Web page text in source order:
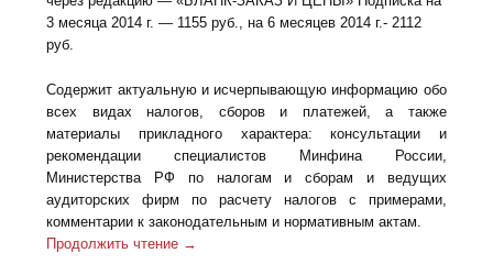
3 месяца 2014 г. — 1155 руб., на 6 месяцев 2014 г.- 2112
руб.
Содержит актуальную и исчерпывающую информацию обо
всех видах налогов, сборов и платежей, а также
материалы прикладного характера: консультации и
рекомендации специалистов Минфина России,
Министерства РФ по налогам и сборам и ведущих
аудиторских фирм по расчету налогов с примерами,
комментарии к законодательным и нормативным актам.
Продолжить чтение →